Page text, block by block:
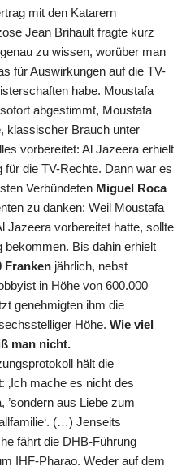
mit den Katarern
Jean Brihault fragte kurz
zu wissen, worüber man
für Auswirkungen auf die TV-
habe. Moustafa
abgestimmt, Moustafa
klassischer Brauch unter
vorbereitet: Al Jazeera erhielt
die TV-Rechte. Dann war es
Verbündeten Miguel Roca
zu danken: Weil Moustafa
Jazeera vorbereitet hatte, sollte
bekommen. Bis dahin erhielt
Franken jährlich, nebst
in Höhe von 600.000
genehmigten ihm die
Höhe. Wie viel
man nicht.
hält die
‚Ich mache es nicht des
’sondern aus Liebe zum
(…) Jenseits
fährt die DHB-Führung
IHF-Pharao. Weder auf dem